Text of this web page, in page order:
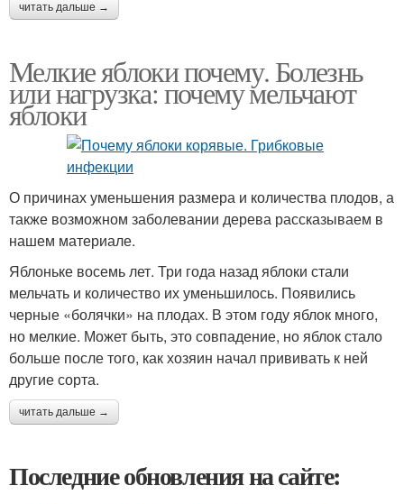
читать дальше →
Мелкие яблоки почему. Болезнь
или нагрузка: почему мельчают
яблоки
О причинах уменьшения размера и количества плодов, а
также возможном заболевании дерева рассказываем в
нашем материале.
Яблоньке восемь лет. Три года назад яблоки стали
мельчать и количество их уменьшилось. Появились
черные «болячки» на плодах. В этом году яблок много,
но мелкие. Может быть, это совпадение, но яблок стало
больше после того, как хозяин начал прививать к ней
другие сорта.
читать дальше →
Последние обновления на сайте: